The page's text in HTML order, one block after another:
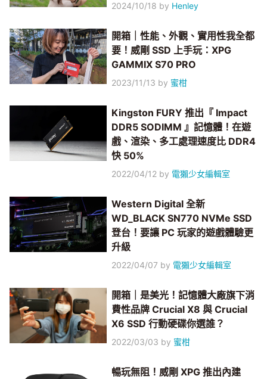
2024/10/18 by Henley
開箱｜性能、外觀、實用性我全都
要！威剛 SSD 上手玩：XPG
GAMMIX S70 PRO
2023/11/13 by 蜜柑
Kingston FURY 推出『 Impact
DDR5 SODIMM 』記憶體！在遊
戲、渲染、多工處理速度比 DDR4
快 50%
2022/04/12 by 電獺少女編輯室
Western Digital 全新
WD_BLACK SN770 NVMe SSD
登台！要讓 PC 玩家的遊戲體驗更
升級
2022/04/07 by 電獺少女編輯室
開箱｜是美光！記憶體大廠旗下消
費性品牌 Crucial X8 與 Crucial
X6 SSD 行動硬碟你選誰？
2022/03/03 by 蜜柑
暢玩無阻！威剛 XPG 推出內建